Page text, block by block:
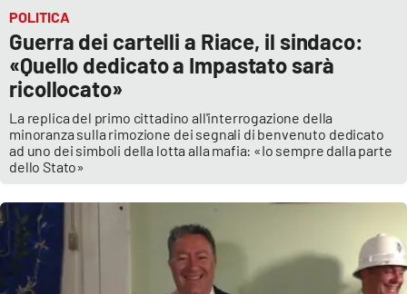
POLITICA
Guerra dei cartelli a Riace, il sindaco:
«Quello dedicato a Impastato sarà
ricollocato»
La replica del primo cittadino all'interrogazione della
minoranza sulla rimozione dei segnali di benvenuto dedicato
ad uno dei simboli della lotta alla mafia: «Io sempre dalla parte
dello Stato»